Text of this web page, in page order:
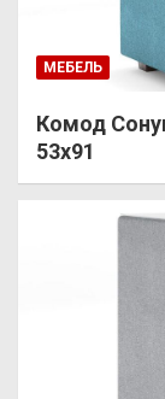
МЕБЕЛЬ
Комод
53х91